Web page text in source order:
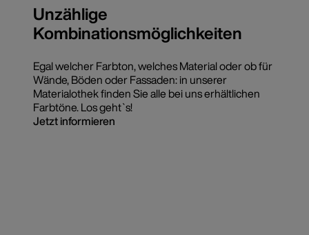
Unzählige
Kombinationsmöglichkeiten
Egal welcher Farbton, welches Material oder ob für
Wände, Böden oder Fassaden: in unserer
Materialothek finden Sie alle bei uns erhältlichen
Farbtöne. Los geht`s!
Jetzt informieren